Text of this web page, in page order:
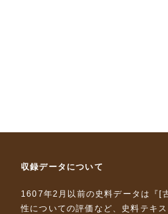
収録データについて
1607年2月以前の史料データは『 [
性についての評価など、史料テキ